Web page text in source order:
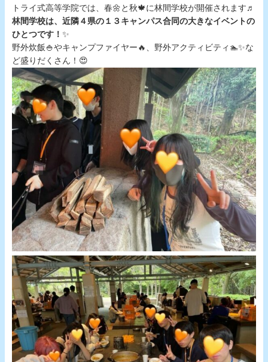
トライ式高等学院では、春🌼と秋🍁に林間学校が開催されます♬
林間学校は、近隣４県の１３キャンパス合同の大きなイベントの
ひとつです！ ✨
野外炊飯🍚やキャンプファイヤー🔥、野外アクティビティ🏊✨な
ど盛りだくさん！😍